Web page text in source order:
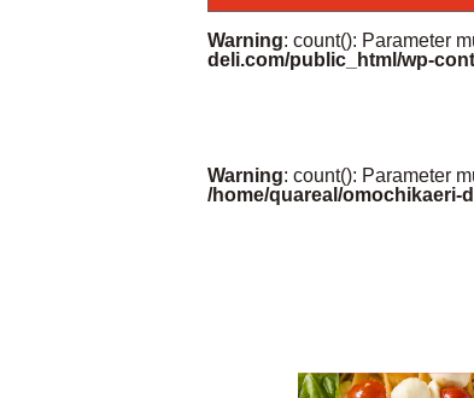
Warning: count(): Parameter
deli.com/public_html/wp-
Warning: count(): Parameter
/home/quareal/omochikaeri-